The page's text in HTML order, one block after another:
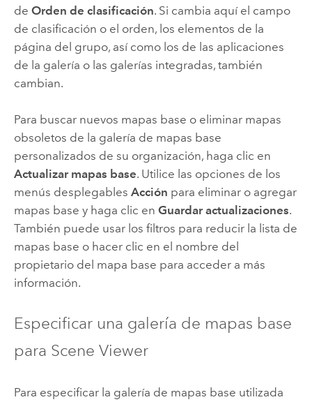
de Orden de clasificación. Si cambia aquí el campo
de clasificación o el orden, los elementos de la
página del grupo, así como los de las aplicaciones
de la galería o las galerías integradas, también
cambian.
Para buscar nuevos mapas base o eliminar mapas
obsoletos de la galería de mapas base
personalizados de su organización, haga clic en
Actualizar mapas base. Utilice las opciones de los
menús desplegables Acción para eliminar o agregar
mapas base y haga clic en Guardar actualizaciones.
También puede usar los filtros para reducir la lista de
mapas base o hacer clic en el nombre del
propietario del mapa base para acceder a más
información.
Especificar una galería de mapas base
para Scene Viewer
Para especificar la galería de mapas base utilizada